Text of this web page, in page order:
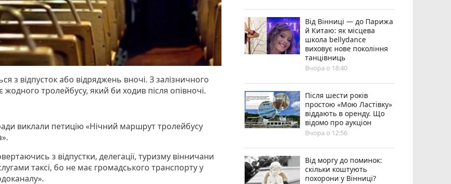
з відпусток або відряджень вночі. З залізничного
тролейбусу, який би ходив після опівночі.
виклали петицію «Нічний маршрут тролейбусу
з відпустки, делегації, туризму вінничани
таксі, бо не має громадського транспорту у
Від Вінниці — до Парижа
й Китаю: як місцева
школа bellydance
виховує нове покоління
танцівниць
Вчора о 18:40
Після шести років
простою «Мою Ластівку»
віддають в оренду. Що
відомо про аукціон
Вчора о 12:56
Від моргу до поминок:
скільки коштують
похорони у Вінниці?